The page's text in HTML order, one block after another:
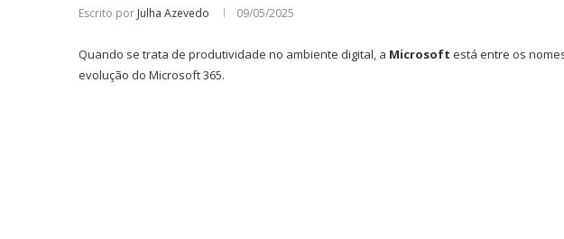
Escrito por Julha Azevedo 09/05/2025
Quando se trata de produtividade no ambiente digital, a Microsoft está entre os
evolução do Microsoft 365.